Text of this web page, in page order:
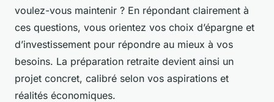
voulez-vous maintenir ? En répondant clairement à
ces questions, vous orientez vos choix d’épargne et
d’investissement pour répondre au mieux à vos
besoins. La préparation retraite devient ainsi un
projet concret, calibré selon vos aspirations et
réalités économiques.